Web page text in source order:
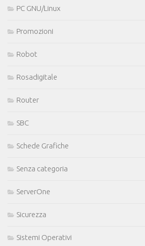
PC GNU/Linux
Promozioni
Robot
Rosadigitale
Router
SBC
Schede Grafiche
Senza categoria
ServerOne
Sicurezza
Sistemi Operativi